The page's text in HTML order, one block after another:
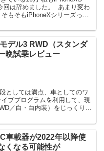
は辞めました。 ￼ あまり変わ
もそもiPhoneXシリーズって
デル3 RWD（スタンダ
晩試乗レビュー
としては満点、車としてのワ
ブプログラムを利用して、現
／白・白内装）をじっくり試
車載器が2022年以降使
くなる可能性が